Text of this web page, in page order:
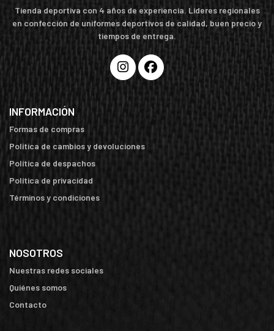
Tienda deportiva con 4 años de experiencia. Líderes regionales
en confección de uniformes deportivos de calidad, buen precio y
tiempos de entrega.
INFORMACIÓN
Formas de compras
Política de cambios y devoluciones
Política de despachos
Política de privacidad
Términos y condiciones
NOSOTROS
Nuestras redes sociales
Quiénes somos
Contacto